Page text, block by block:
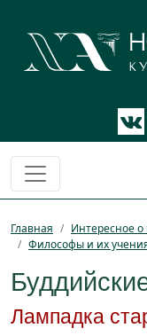
Главная Интересное
Философы и их
Лампадка